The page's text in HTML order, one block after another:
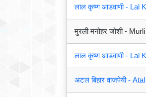
लाल कृष्ण आडवाणी - Lal
मुरली मनोहर जोशी -
लाल कृष्ण आडवाणी - Lal
अटल बिहार वाजपेयी -